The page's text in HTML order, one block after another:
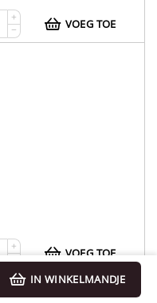
IN WINKELMANDJE
+
−
VOEG TOE
+
−
VOEG TOE